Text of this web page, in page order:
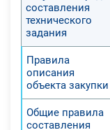
составления
технического
задания
Правила
описания
объекта закупки
Общие правила
составления